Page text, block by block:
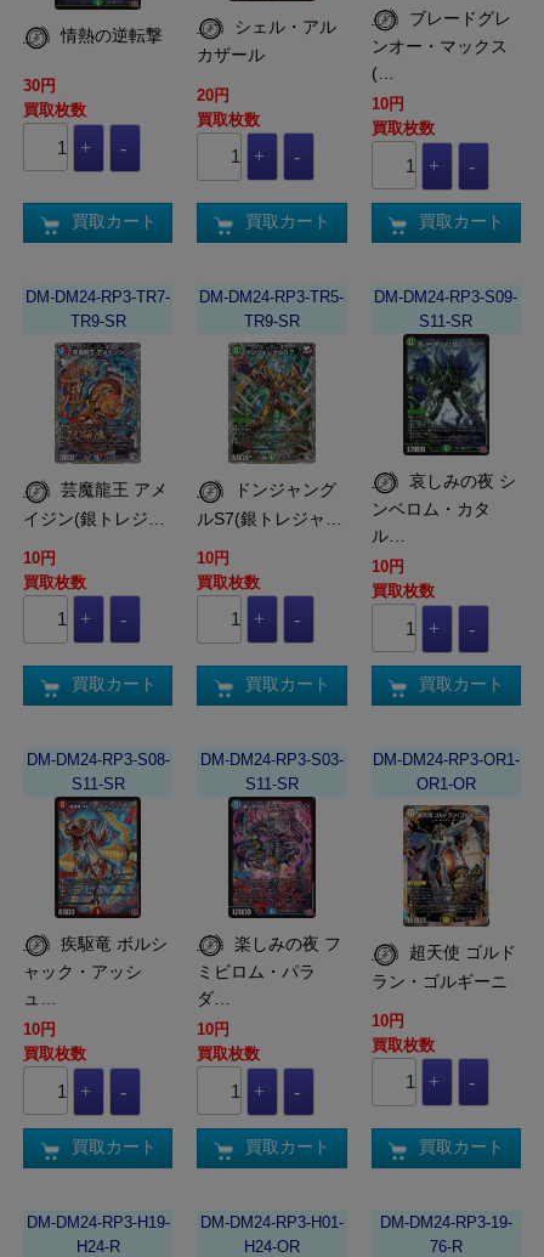
情熱の逆転撃
30円
買取枚数
買取カート
カザール
20円
買取枚数
買取カート
ンオー・マックス
(…
10円
買取枚数
買取カート
DM-DM24-RP3-TR7-
TR9-SR
イジン(銀トレジ…
10円
買取枚数
買取カート
DM-DM24-RP3-TR5-
TR9-SR
ルS7(銀トレジャ…
10円
買取枚数
買取カート
DM-DM24-RP3-S09-
S11-SR
ンベロム・カタ
ル…
10円
買取枚数
買取カート
DM-DM24-RP3-S08-
S11-SR
ャック・アッシ
ュ…
10円
買取枚数
買取カート
DM-DM24-RP3-S03-
S11-SR
楽しみの夜 フ
ミビロム・パラ
ダ…
10円
買取枚数
買取カート
DM-DM24-RP3-OR1-
OR1-OR
ラン・ゴルギーニ
10円
買取枚数
買取カート
DM-DM24-RP3-H19-
H24-R
DM-DM24-RP3-H01-
H24-OR
DM-DM24-RP3-19-
76-R